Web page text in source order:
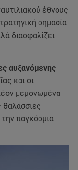
έθνους
σημασία
διασφαλίζει
αυξανόμενης
και οι
μεμονωμένα
θαλάσσιες
παγκόσμια